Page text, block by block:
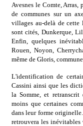
Avesnes le Comte, Arras,
de communes sur un
villages au-delà de cette
sont cités, Dunkerque,
Enfin, quelques
Rouen, Noyon,
même de Gloris, commune
L'identification de
Cassini ainsi que les
la Somme, et
moins que certaines
dans leur forme
retrouvera les inévitables